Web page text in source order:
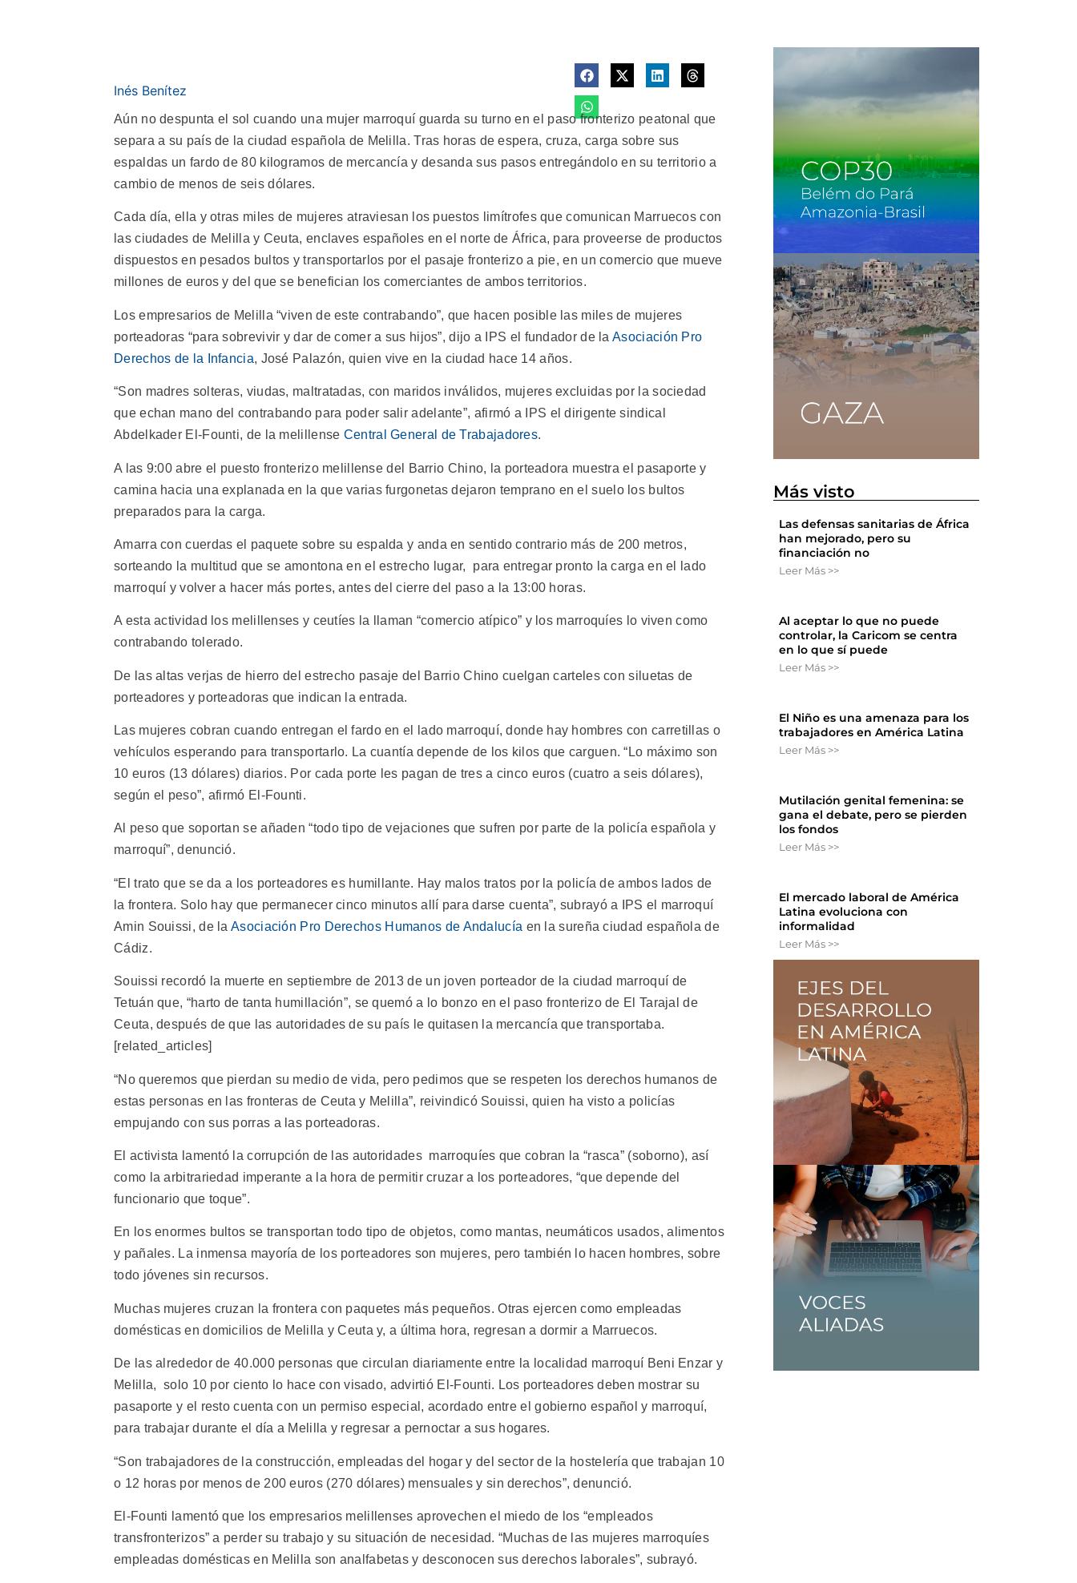
Inés Benítez
Aún no despunta el sol cuando una mujer marroquí guarda su turno en el paso fronterizo peatonal que
separa a su país de la ciudad española de Melilla. Tras horas de espera, cruza, carga sobre sus
espaldas un fardo de 80 kilogramos de mercancía y desanda sus pasos entregándolo en su territorio a
cambio de menos de seis dólares.
Cada día, ella y otras miles de mujeres atraviesan los puestos limítrofes que comunican Marruecos con
las ciudades de Melilla y Ceuta, enclaves españoles en el norte de África, para proveerse de productos
dispuestos en pesados bultos y transportarlos por el pasaje fronterizo a pie, en un comercio que mueve
millones de euros y del que se benefician los comerciantes de ambos territorios.
Los empresarios de Melilla “viven de este contrabando”, que hacen posible las miles de mujeres
porteadoras “para sobrevivir y dar de comer a sus hijos”, dijo a IPS el fundador de laAsociación Pro
Derechos de la Infancia, José Palazón, quien vive en la ciudad hace 14 años.
“Son madres solteras, viudas, maltratadas, con maridos inválidos, mujeres excluidas por la sociedad
que echan mano del contrabando para poder salir adelante”, afirmó a IPS el dirigente sindical
Abdelkader El-Founti, de la melillense Central General de Trabajadores.
A las 9:00 abre el puesto fronterizo melillense del Barrio Chino, la porteadora muestra el pasaporte y
camina hacia una explanada en la que varias furgonetas dejaron temprano en el suelo los bultos
preparados para la carga.
Amarra con cuerdas el paquete sobre su espalda y anda en sentido contrario más de 200 metros,
sorteando la multitud que se amontona en el estrecho lugar, para entregar pronto la carga en el lado
marroquí y volver a hacer más portes, antes del cierre del paso a la 13:00 horas.
A esta actividad los melillenses y ceutíes la llaman “comercio atípico” y los marroquíes lo viven como
contrabando tolerado.
De las altas verjas de hierro del estrecho pasaje del Barrio Chino cuelgan carteles con siluetas de
porteadores y porteadoras que indican la entrada.
Las mujeres cobran cuando entregan el fardo en el lado marroquí, donde hay hombres con carretillas o
vehículos esperando para transportarlo. La cuantía depende de los kilos que carguen. “Lo máximo son
10 euros (13 dólares) diarios. Por cada porte les pagan de tres a cinco euros (cuatro a seis dólares),
según el peso”, afirmó El-Founti.
Al peso que soportan se añaden “todo tipo de vejaciones que sufren por parte de la policía española y
marroquí”, denunció.
“El trato que se da a los porteadores es humillante. Hay malos tratos por la policía de ambos lados de
la frontera. Solo hay que permanecer cinco minutos allí para darse cuenta”, subrayó a IPS el marroquí
Amin Souissi, de laAsociación Pro Derechos Humanos de Andalucía en la sureña ciudad española de
Cádiz.
Souissi recordó la muerte en septiembre de 2013 de un joven porteador de la ciudad marroquí de
Tetuán que, “harto de tanta humillación”, se quemó a lo bonzo en el paso fronterizo de El Tarajal de
Ceuta, después de que las autoridades de su país le quitasen la mercancía que transportaba.
[related_articles]
“No queremos que pierdan su medio de vida, pero pedimos que se respeten los derechos humanos de
estas personas en las fronteras de Ceuta y Melilla”, reivindicó Souissi, quien ha visto a policías
empujando con sus porras a las porteadoras.
El activista lamentó la corrupción de las autoridades marroquíes que cobran la “rasca” (soborno), así
como la arbitrariedad imperante a la hora de permitir cruzar a los porteadores, “que depende del
funcionario que toque”.
En los enormes bultos se transportan todo tipo de objetos, como mantas, neumáticos usados, alimentos
y pañales. La inmensa mayoría de los porteadores son mujeres, pero también lo hacen hombres, sobre
todo jóvenes sin recursos.
Muchas mujeres cruzan la frontera con paquetes más pequeños. Otras ejercen como empleadas
domésticas en domicilios de Melilla y Ceuta y, a última hora, regresan a dormir a Marruecos.
De las alrededor de 40.000 personas que circulan diariamente entre la localidad marroquí Beni Enzar y
Melilla, solo 10 por ciento lo hace con visado, advirtió El-Founti. Los porteadores deben mostrar su
pasaporte y el resto cuenta con un permiso especial, acordado entre el gobierno español y marroquí,
para trabajar durante el día a Melilla y regresar a pernoctar a sus hogares.
“Son trabajadores de la construcción, empleadas del hogar y del sector de la hostelería que trabajan 10
o 12 horas por menos de 200 euros (270 dólares) mensuales y sin derechos”, denunció.
El-Founti lamentó que los empresarios melillenses aprovechen el miedo de los “empleados
transfronterizos” a perder su trabajo y su situación de necesidad. “Muchas de las mujeres marroquíes
empleadas domésticas en Melilla son analfabetas y desconocen sus derechos laborales”, subrayó.
Más visto
Las defensas sanitarias de África
han mejorado, pero su
financiación no
Leer Más >>
Al aceptar lo que no puede
controlar, la Caricom se centra
en lo que sí puede
Leer Más >>
El Niño es una amenaza para los
trabajadores en América Latina
Leer Más >>
Mutilación genital femenina: se
gana el debate, pero se pierden
los fondos
Leer Más >>
El mercado laboral de América
Latina evoluciona con
informalidad
Leer Más >>